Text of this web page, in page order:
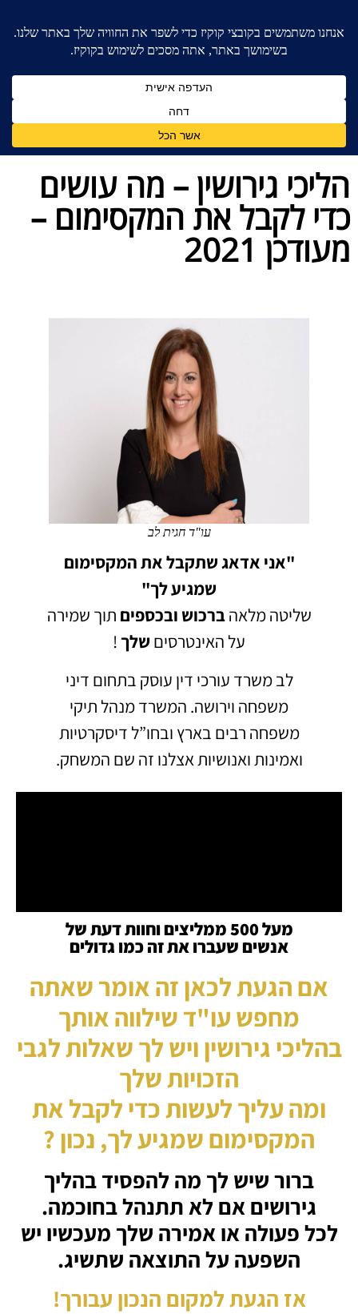
בלוג מאמרים - משרד עורכי דין לענייני משפחה
הליכי גירושין – מה עושים כדי לקבל את המקסימום –
הליכי גירושין – מה עושים
כדי לקבל את המקסימום –
מעודכן 2021
עו"ד חגית לב
"אני אדאג שתקבל את המקסימום
שמגיע לך"
שליטה מלאהברכוש ובכספים תוך שמירה
על האינטרסים שלך!
לב משרד עורכי דין עוסק בתחום דיני
משפחה וירושה. המשרד מנהל תיקי
משפחה רבים בארץ ובחו”ל דיסקרטיות
ואמינות ואנושיות אצלנו זה שם המשחק.
מעל 500 ממליצים וחוות דעת של
אנשים שעברו את זה כמו גדולים
אם הגעת לכאן זה אומר שאתה
מחפשעו"ד שילווה אותך
בהליכי גירושין ויש לך שאלות לגבי
הזכויות שלך
ומה עליך לעשות כדי לקבל את
המקסימום שמגיע לך, נכון ?
ברור שיש לך מה להפסיד בהליך
גירושים אם לא תתנהל בחוכמה.
לכל פעולה או אמירה שלך מעכשיו יש
השפעה על התוצאה שתשיג.
אז הגעת למקום הנכון עבורך!